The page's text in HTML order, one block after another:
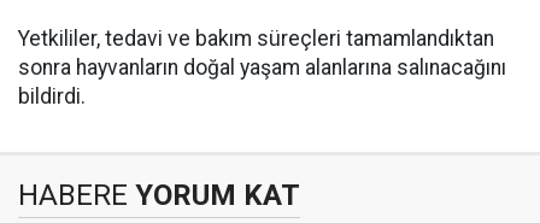
Yetkililer, tedavi ve bakım süreçleri tamamlandıktan
sonra hayvanların doğal yaşam alanlarına salınacağını
bildirdi.
HABERE YORUM KAT